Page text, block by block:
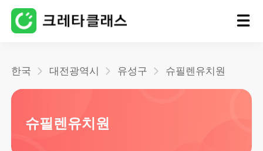
한국 대전광역시 유성구 슈필렌유치원
슈필렌유치원